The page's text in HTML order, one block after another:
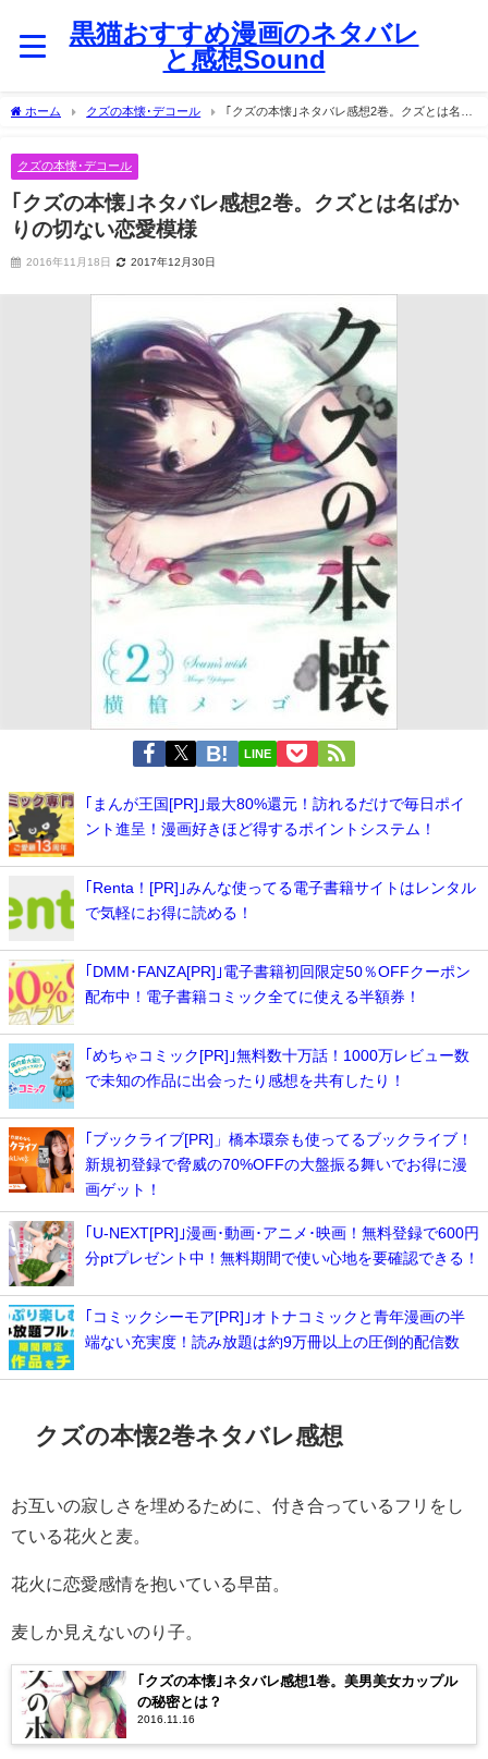
黒猫おすすめ漫画のネタバレ
と感想Sound
ホーム クズの本懐･デコール
｢クズの本懐｣ネタバレ感想2巻。クズとは名ば
クズの本懐･デコール
｢クズの本懐｣ネタバレ感想2巻。クズとは名ばか
りの切ない恋愛模様
2016年11月18日 2017年12月30日
LINE
｢まんが王国[PR]｣最大80%還元！訪れるだけで毎日ポイ
ント進呈！漫画好きほど得するポイントシステム！
｢Renta！[PR]｣みんな使ってる電子書籍サイトはレンタル
で気軽にお得に読める！
｢DMM･FANZA[PR]｣電子書籍初回限定50％OFFクーポン
配布中！電子書籍コミック全てに使える半額券！
｢めちゃコミック[PR]｣無料数十万話！1000万レビュー数
で未知の作品に出会ったり感想を共有したり！
｢ブックライブ[PR]」橋本環奈も使ってるブックライブ！
新規初登録で脅威の70%OFFの大盤振る舞いでお得に漫
画ゲット！
｢U-NEXT[PR]｣漫画･動画･アニメ･映画！無料登録で600円
分ptプレゼント中！無料期間で使い心地を要確認できる！
｢コミックシーモア[PR]｣オトナコミックと青年漫画の半
端ない充実度！読み放題は約9万冊以上の圧倒的配信数
クズの本懐2巻ネタバレ感想
お互いの寂しさを埋めるために、付き合っているフリをし
ている花火と麦。
花火に恋愛感情を抱いている早苗。
麦しか見えないのり子。
｢クズの本懐｣ネタバレ感想1巻。美男美女カップル
の秘密とは？
2016.11.16